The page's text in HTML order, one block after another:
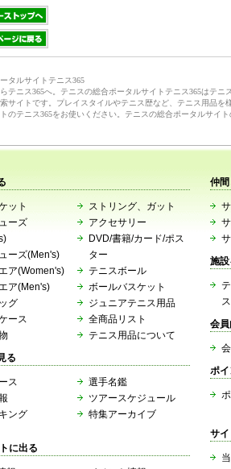
タルサイトテニス365
テニス365へ。テニスの総合ポータルサイトテニス365はテ
サイトです。プレイスタイルやテニス歴など、テニス用品
のテニス365をお使いください。テニスの総合ポータルサイ
ット
ーズ
ーズ(Men's)
ア(Women's)
ア(Men's)
グ
ース
ストリング、ガット
アクセサリー
DVD/書籍/カード/ポス
ター
テニスボール
ボールバスケット
ジュニアテニス用品
全商品リスト
テニス用品について
る
ス
ング
選手名鑑
ツアースケジュール
特集アーカイブ
に出る
仲
施
会
ポ
サ